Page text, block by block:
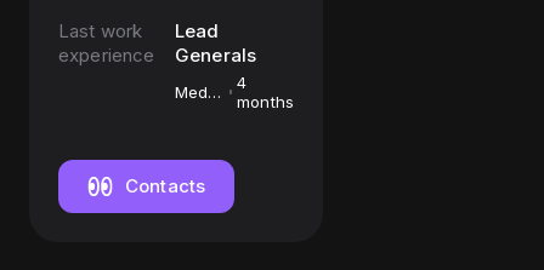
Last work
experience
Lead
Generals
Media
4
months
Contacts